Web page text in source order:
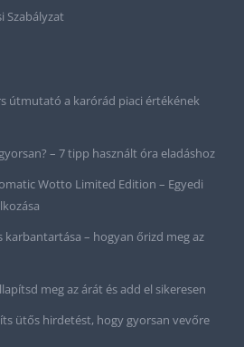
Szabályzat
útmutató a karórád piaci értékének
– 7 tipp használt óra eladáshoz
Wotto Limited Edition – Egyedi
karbantartása – hogyan őrizd meg az
meg az árát és add el sikeresen
ütős hirdetést, hogy gyorsan vevőre